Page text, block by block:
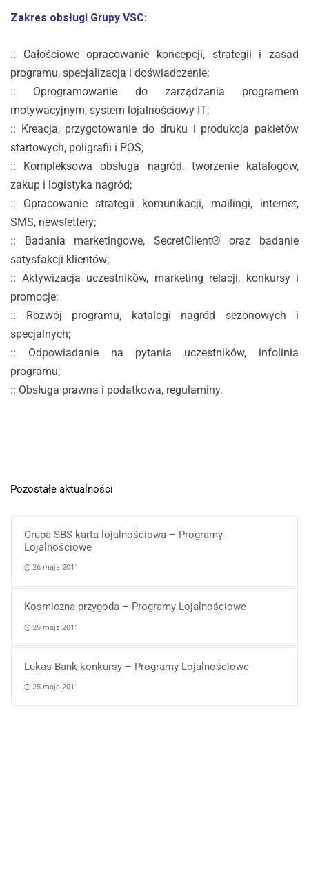
Zakres obsługi Grupy VSC:
:: Całościowe opracowanie koncepcji, strategii i zasad
programu, specjalizacja i doświadczenie;
:: Oprogramowanie do zarządzania programem
motywacyjnym, system lojalnościowy IT;
:: Kreacja, przygotowanie do druku i produkcja pakietów
startowych, poligrafii i POS;
:: Kompleksowa obsługa nagród, tworzenie katalogów,
zakup i logistyka nagród;
:: Opracowanie strategii komunikacji, mailingi, internet,
SMS, newslettery;
:: Badania marketingowe, SecretClient® oraz badanie
satysfakcji klientów;
:: Aktywizacja uczestników, marketing relacji, konkursy i
promocje;
:: Rozwój programu, katalogi nagród sezonowych i
specjalnych;
:: Odpowiadanie na pytania uczestników, infolinia
programu;
:: Obsługa prawna i podatkowa, regulaminy.
Pozostałe aktualności
Grupa SBS karta lojalnościowa – Programy
Lojalnościowe
26 maja 2011
Kosmiczna przygoda – Programy Lojalnościowe
25 maja 2011
Lukas Bank konkursy – Programy Lojalnościowe
25 maja 2011